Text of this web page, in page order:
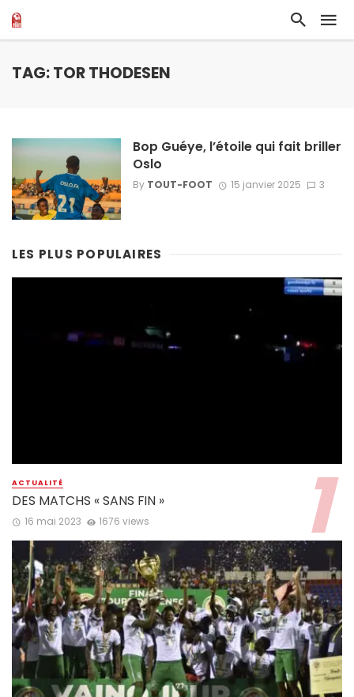
TAG: TOR THODESEN
Bop Guéye, l’étoile qui fait briller
Oslo
By TOUT-FOOT 15 janvier 2025 3
LES PLUS POPULAIRES
ACTUALITÉ
DES MATCHS « SANS FIN »
16 mai 2023 1676 views